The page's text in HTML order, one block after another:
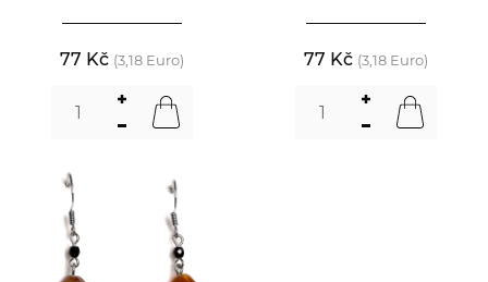
77 Kč (3,18 Euro) 77 Kč (3,18 Euro)